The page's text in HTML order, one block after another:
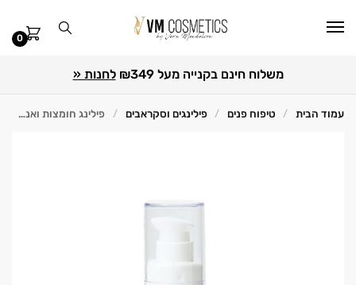
0
משלוח חינם בקנייה מעל ₪349 לחנות «
עמוד הבית / טיפוח פנים / פילינגים וסקראבים / פילינג חומצות ואנטי אוקסידנטים להבהרה וחידוש פירם 50 מ"ל Christina כריסטינה